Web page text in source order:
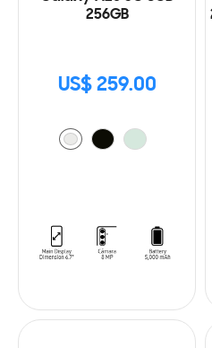
256GB
US$ 259.00